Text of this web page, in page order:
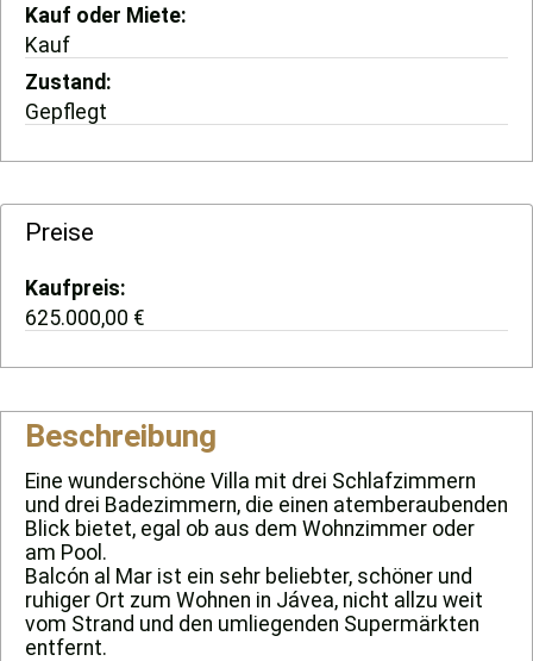
Kauf oder Miete
Kauf
Zustand
Gepflegt
Preise
Kaufpreis
625.000,00 €
Beschreibung
Eine wunderschöne Villa mit drei Schlafzimmern
und drei Badezimmern, die einen atemberaubenden
Blick bietet, egal ob aus dem Wohnzimmer oder
am Pool.
Balcón al Mar ist ein sehr beliebter, schöner und
ruhiger Ort zum Wohnen in Jávea, nicht allzu weit
vom Strand und den umliegenden Supermärkten
entfernt.